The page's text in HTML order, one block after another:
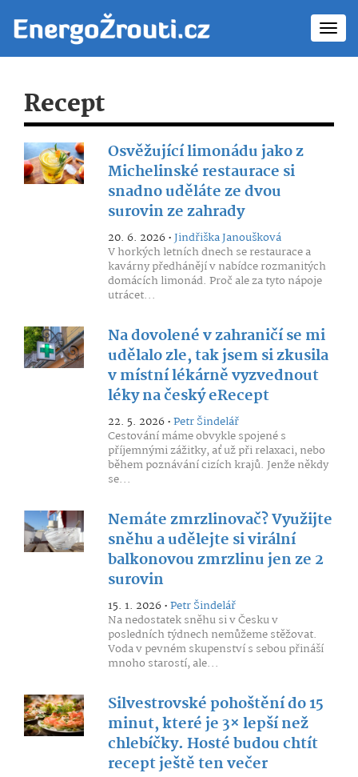
Recept
Osvěžující limonádu jako z
Michelinské restaurace si
snadno uděláte ze dvou
surovin ze zahrady
20. 6. 2026 •Jindřiška Janoušková
V horkých letních dnech se restaurace a
kavárny předhánějí v nabídce rozmanitých
domácích limonád. Proč ale za tyto nápoje
utrácet...
Na dovolené v zahraničí se mi
udělalo zle, tak jsem si zkusila
v místní lékárně vyzvednout
léky na český eRecept
22. 5. 2026 •Petr Šindelář
Cestování máme obvykle spojené s
příjemnými zážitky, ať už při relaxaci, nebo
během poznávání cizích krajů. Jenže někdy
se...
Nemáte zmrzlinovač? Využijte
sněhu a udělejte si virální
balkonovou zmrzlinu jen ze 2
surovin
15. 1. 2026 •Petr Šindelář
Na nedostatek sněhu si v Česku v
posledních týdnech nemůžeme stěžovat.
Voda v pevném skupenství s sebou přináší
mnoho starostí, ale...
Silvestrovské pohoštění do 15
minut, které je 3× lepší než
chlebíčky. Hosté budou chtít
recept ještě ten večer